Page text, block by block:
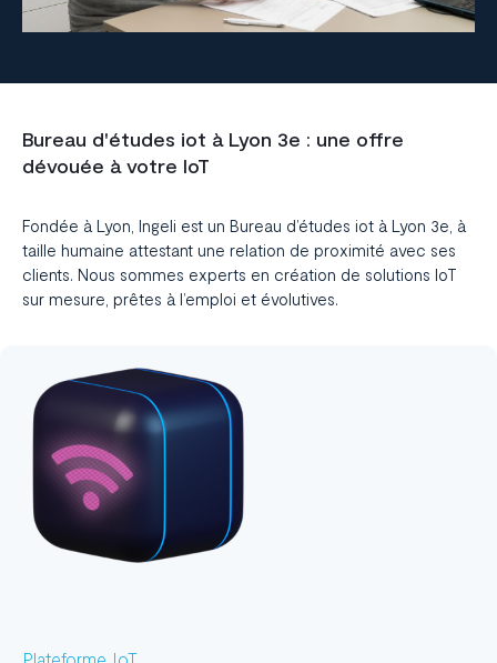
Bureau d'études iot à Lyon 3e : une offre
dévouée à votre IoT
Fondée à Lyon, Ingeli est un Bureau d’études iot à Lyon 3e, à
taille humaine attestant une relation de proximité avec ses
clients. Nous sommes experts en création de solutions IoT
sur mesure, prêtes à l’emploi et évolutives.